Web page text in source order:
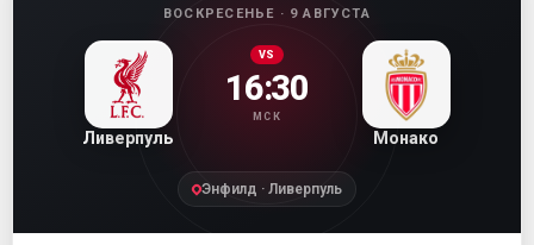
ВОСКРЕСЕНЬЕ · 9 АВГУСТА
Ливерпуль
VS
16:30
МСК
Монако
Энфилд · Ливерпуль